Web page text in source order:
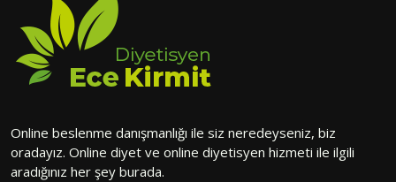
Online beslenme danışmanlığı ile siz neredeyseniz, biz
oradayız. Online diyet ve online diyetisyen hizmeti ile ilgili
aradığınız her şey burada.